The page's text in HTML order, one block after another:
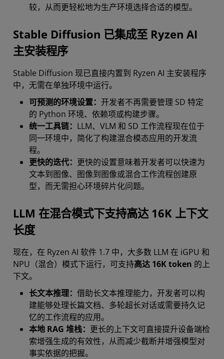
较，从而更轻松地为生产环境选择合适的模型。
Stable Diffusion 已集成至 Ryzen AI
主安装程序
Stable Diffusion 现已直接内置到 Ryzen AI 主安装程序
中，无需在单独环境中运行。
可预测的环境设置： 开发者不再需要管理 SD 特定
的 Python 环境、依赖项或构建步骤。
统一工具链： LLM、VLM 和 SD 工作流程现在位于
同一环境中，简化了构建混合模态应用的开发流
程。
更快的迭代： 更快的设置意味着开发者可以快速为
文本到图像、图像到图像或混合工作流程创建原
型，而无需担心环境碎片化问题。
LLM 在混合模式下支持高达 16K 上下文
长度
现在，在 Ryzen AI 软件 1.7 中，大多数 LLM 在 iGPU 和
NPU（混合）模式下运行，可支持高达 16K token 的上
下文。
长文本推理： 借助长文本推理能力，开发者可以构
建能够处理长篇文档、多轮超长对话或需要持久记
忆的工作流程的应用。
本地 RAG 堆栈： 更长的上下文可直接提升设备端检
索增强生成的有效性，从而减少截断并增强模型对
事实依据的把握。